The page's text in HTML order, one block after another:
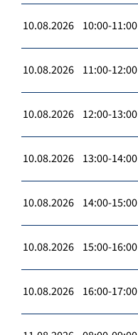
10.08.2026 10:00-11:00
10.08.2026 11:00-12:00
10.08.2026 12:00-13:00
10.08.2026 13:00-14:00
10.08.2026 14:00-15:00
10.08.2026 15:00-16:00
10.08.2026 16:00-17:00